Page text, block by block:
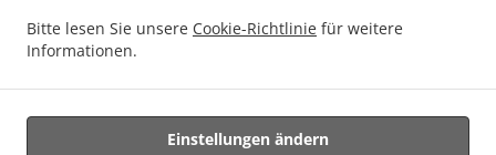
Bitte lesen Sie unsere Cookie-Richtlinie für weitere
Informationen.
Einstellungen ändern
Lieferservice Glashütten
Unterstützt von: